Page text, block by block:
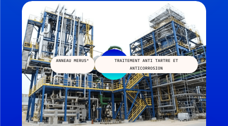
ANNEAU MERUS®
TRAITEMENT ANTI TARTRE ET
ANTICORROSION